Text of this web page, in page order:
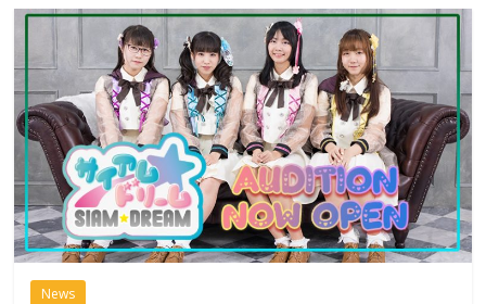
News